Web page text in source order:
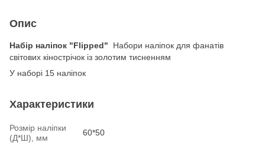
Опис
Набір наліпок "Flipped" Набори наліпок для фанатів
світових кінострічок із золотим тисненням
У наборі 15 наліпок
Характеристики
Розмір наліпки
(Д*Ш), мм
60*50